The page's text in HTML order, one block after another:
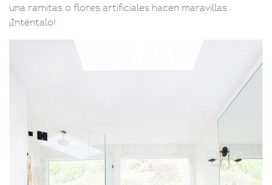
una ramitas o flores artificiales hacen maravillas.
¡Inténtalo!